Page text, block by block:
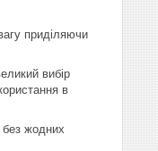
приділяючи
вибір
в
без жодних